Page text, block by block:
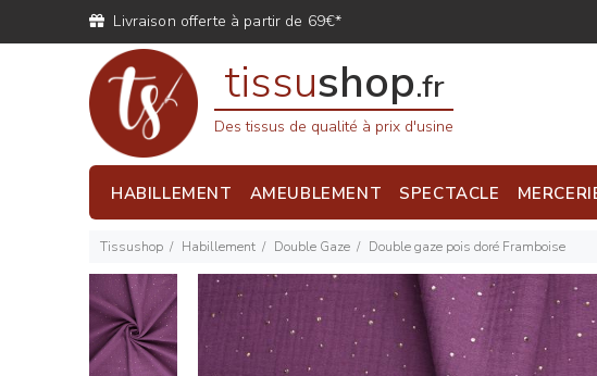
Livraison offerte à partir de 69€*
tissushop.fr
Des tissus de qualité à prix d'usine
HABILLEMENT AMEUBLEMENT SPECTACLE
Tissushop Habillement Double Gaze Double gaze pois doré Framboise